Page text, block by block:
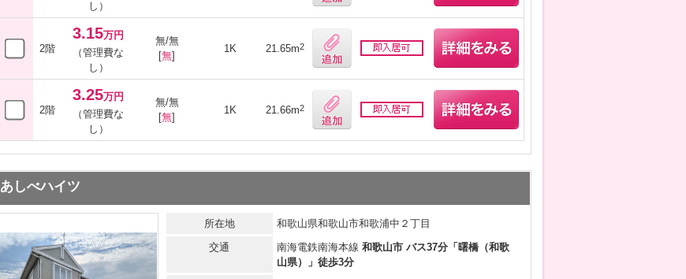
し）
2階
3.15万円
（管理費な
し）
無/無
[無]
1K 21.65m2
2階
3.25万円
（管理費な
し）
無/無
[無]
1K 21.66m2
あしべハイツ
所在地
和歌山県和歌山市和歌浦中２丁目
交通
南海電鉄南海本線 和歌山市 バス37分「曙橋（和歌
山県）」徒歩3分